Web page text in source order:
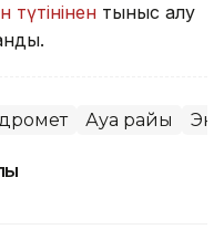
түтінінен тыныс алу
Ауа райы